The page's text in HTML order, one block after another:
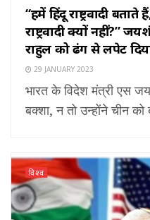
“हमें हिंदू राष्ट्रवादी
राष्ट्रवादी क्यों नहीं?”
राहुल को ढंग से लपेट
29 JANUARY 2023
भारत के विदेश मंत्री एस
बक्शा, न तो उन्होंने चीन को
विश्व